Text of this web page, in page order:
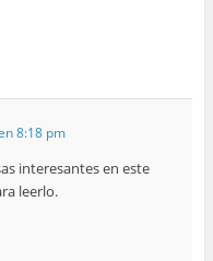
8:18 pm
interesantes en este
leerlo.